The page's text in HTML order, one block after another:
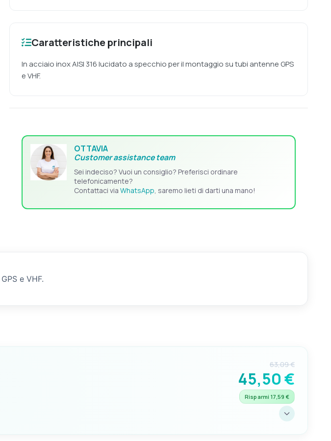
Caratteristiche principali
In acciaio inox AISI 316 lucidato a specchio per il montaggio su tubi antenne GPS
e VHF.
OTTAVIA
Customer assistance team
Sei indeciso? Vuoi un consiglio? Preferisci ordinare
telefonicamente?
Contattaci via WhatsApp, saremo lieti di darti una mano!
e VHF.
63,09 €
45,50 €
Risparmi 17,59 €